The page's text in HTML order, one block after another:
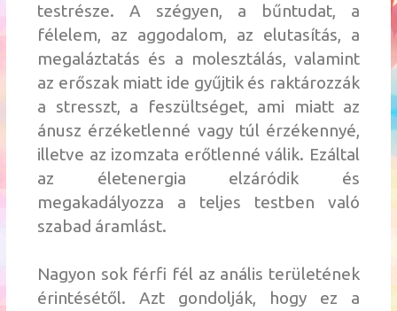
testrésze. A szégyen, a bűntudat, a
félelem, az aggodalom, az elutasítás, a
megaláztatás és a molesztálás, valamint
az erőszak miatt ide gyűjtik és raktározzák
a stresszt, a feszültséget, ami miatt az
ánusz érzéketlenné vagy túl érzékennyé,
illetve az izomzata erőtlenné válik. Ezáltal
az életenergia elzáródik és
megakadályozza a teljes testben való
szabad áramlást.
Nagyon sok férfi fél az anális területének
érintésétől. Azt gondolják, hogy ez a